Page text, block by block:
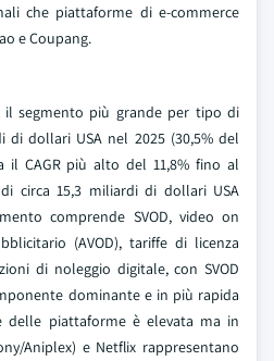
che piattaforme di e-commerce
e Coupang.
segmento più grande per tipo di
di dollari USA nel 2025 (30,5% del
il CAGR più alto del 11,8% fino al
circa 15,3 miliardi di dollari USA
comprende SVOD, video on
(AVOD), tariffe di licenza
di noleggio digitale, con SVOD
dominante e in più rapida
delle piattaforme è elevata ma in
Aniplex) e Netflix rappresentano